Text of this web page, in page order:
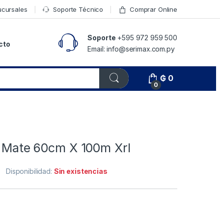
Soporte Técnico Comprar Online
Soporte +595 972 959 500
Email: info@serimax.com.py
0
₲ 0
60cm X 100m Xrl
Disponibilidad: Sin existencias